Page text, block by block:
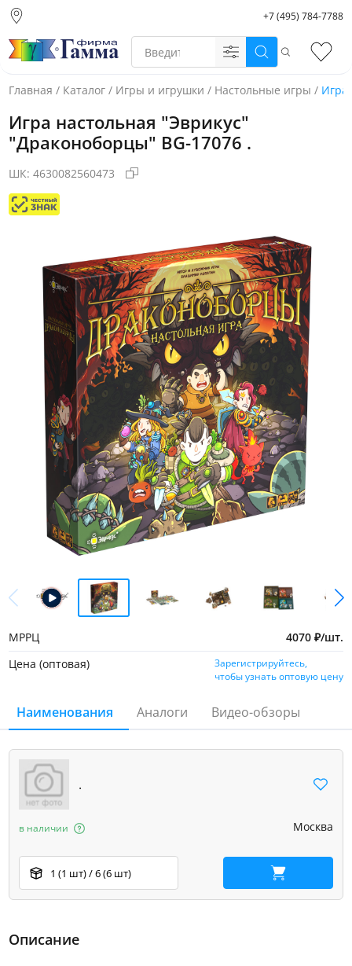
склад)
Санкт-Петербург
Екатеринбург
+7 (495) 784-7788
Поиск
Главная / Каталог / Игры и игрушки / Настольные игры / Игра
Игра настольная "Эврикус"
"Драконоборцы" BG-17076 .
ШК: 4630082560473
МРРЦ 4070 ₽/шт.
Цена (оптовая)
Зарегистрируйтесь,
чтобы узнать оптовую цену
Наименования Аналоги Видео-обзоры
.
Москва
в наличии
1 (1 шт) / 6 (6 шт) В корзину
Описание